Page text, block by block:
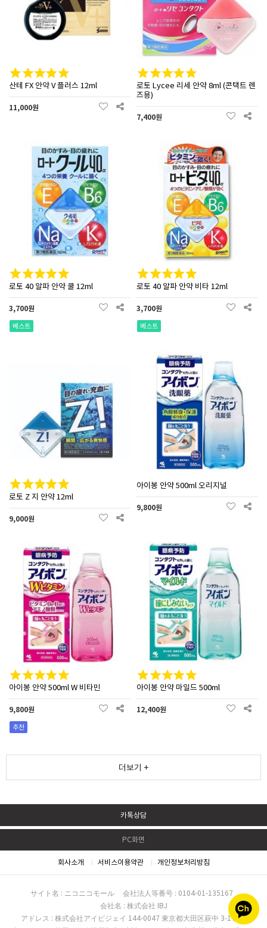
산테 FX 안약 V 플러스 12ml
11,000원
로토 Lycee 리세 안약 8ml (콘택트 렌
즈용)
7,400원
로토 40 알파 안약 쿨 12ml
3,700원
베스트
로토 40 알파 안약 비타 12ml
3,700원
베스트
로토 Z 지 안약 12ml
9,000원
아이봉 안약 500ml 오리지널
9,800원
아이봉 안약 500ml W 비타민
9,800원
추천
아이봉 안약 마일드 500ml
12,400원
더보기 +
카톡상담
PC화면
회사소개 서비스이용약관 개인정보처리방침
サイト名 : ニコニコモール
会社法人等番号 : 0104-01-135167
会社名 : 株式会社 IBJ
アドレス : 株式会社アイビジェイ 144-0047 東京都大田区萩中 3-17-16